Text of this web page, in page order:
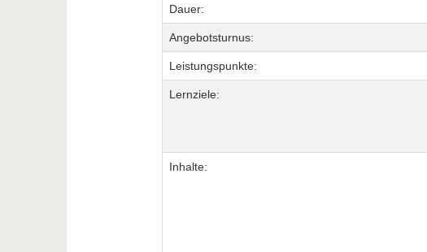
Dauer:
Angebotsturnus:
Leistungspunkte:
Lernziele:
Inhalte: